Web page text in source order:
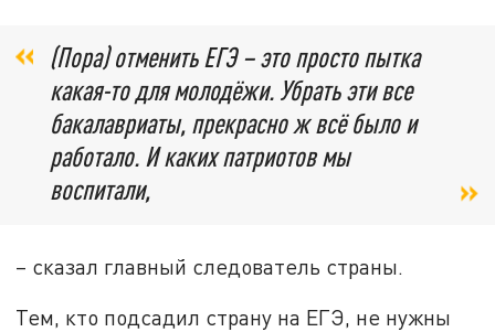
(Пора) отменить ЕГЭ – это просто пытка
какая-то для молодёжи. Убрать эти все
бакалавриаты, прекрасно ж всё было и
работало. И каких патриотов мы
воспитали,
– сказал главный следователь страны.
Тем, кто подсадил страну на ЕГЭ, не нужны